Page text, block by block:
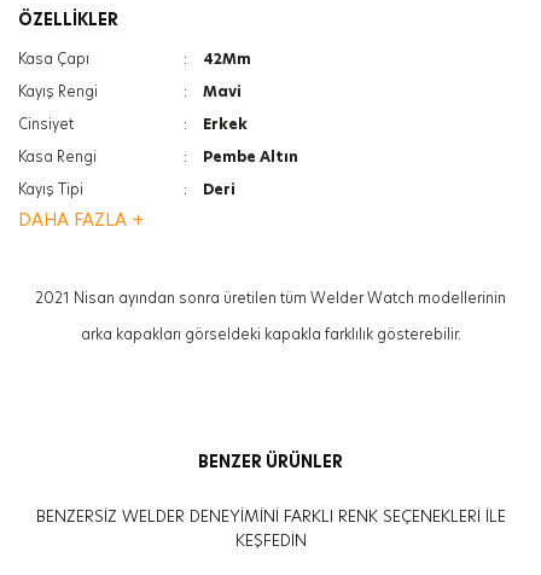
ÖZELLİKLER
Kasa Çapı :
42Mm
Kayış Rengi
:
Mavi
Cinsiyet
:
Erkek
Kasa Rengi
:
Pembe Altın
Kayış Tipi
:
Deri
Cam Türü
Özellik
Tarih Göstergesi
DAHA FAZLA +
2021 Nisan ayından sonra üretilen tüm Welder Watch modellerinin
arka kapakları görseldeki kapakla farklılık gösterebilir.
BENZER ÜRÜNLER
BENZERSİZ WELDER DENEYİMİNİ FARKLI RENK SEÇENEKLERİ İLE
KEŞFEDİN